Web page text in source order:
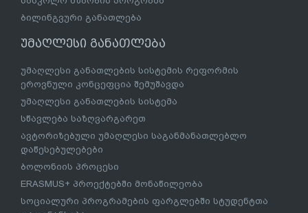
ბილინგვური განათლება
უმაღლესი განათლება
უმაღლესი განათლების სისტემის რეფორმის
ეროვნული კონცეფცია შემუშავდა
უმაღლესი განათლების სისტემა
სწავლება საზღვარგარეთ
ავტორიზებული უმაღლესი საგანმანათლებლო
დაწესებულებები
ბოლონიის პროცესი
ERASMUS+ პროექტებში მონაწილეობა
სოციალური პროგრამების ფარგლებში სტუდენტთა